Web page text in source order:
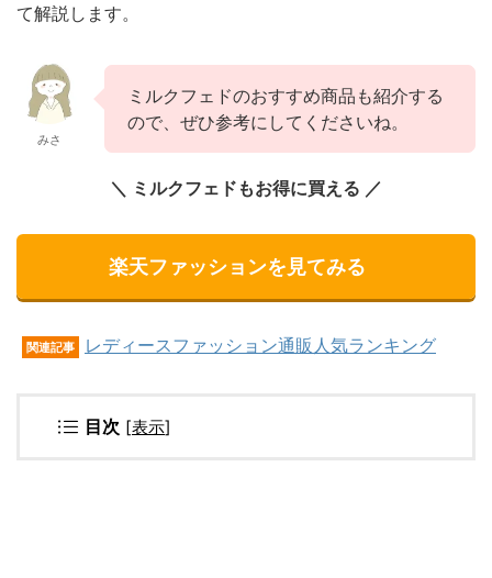
て解説します。
みさ
ミルクフェドのおすすめ商品も紹介する
ので、ぜひ参考にしてくださいね。
＼ ミルクフェドもお得に買える ／
楽天ファッションを見てみる
関連記事 レディースファッション通販人気ランキング
目次 [表示]